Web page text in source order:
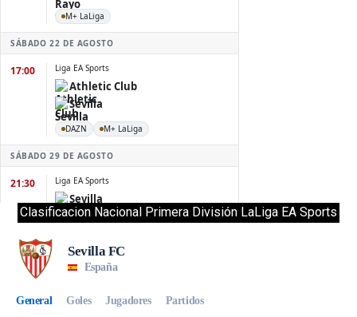
Clasificacion Nacional Primera División LaLiga EA Sports